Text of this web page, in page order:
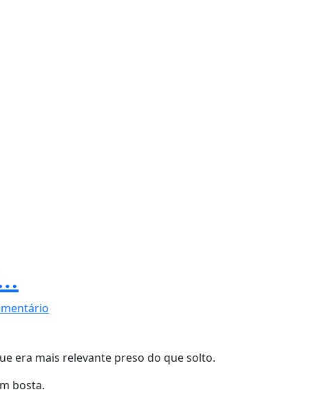
era mais relevante preso do que solto.
bosta.